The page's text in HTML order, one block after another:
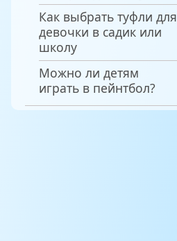
Как выбрать туфли для
девочки в садик или
школу
Можно ли детям
играть в пейнтбол?